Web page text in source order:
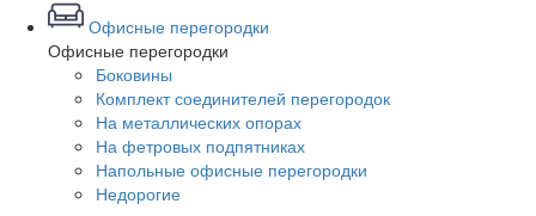
Офисные перегородки
Офисные перегородки
Боковины
Комплект соединителей перегородок
На металлических опорах
На фетровых подпятниках
Напольные офисные перегородки
Недорогие